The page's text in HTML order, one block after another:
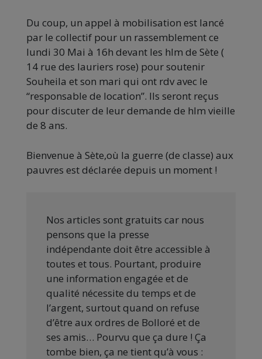
Du coup, un appel à mobilisation est lancé
par le collectif pour un rassemblement ce
lundi 30 Mai à 16h devant les hlm de Sète (
14 rue des lauriers rose) pour soutenir
Souheila et son mari qui ont rdv avec le
“responsable de location”. Ils seront reçus
pour discuter de leur demande de hlm vieille
de 8 ans.
Bienvenue à Sète,où la guerre (de classe) aux
pauvres est déclarée depuis un moment !
Nos articles sont gratuits car nous
pensons que la presse
indépendante doit être accessible à
toutes et tous. Pourtant, produire
une information engagée et de
qualité nécessite du temps et de
l’argent, surtout quand on refuse
d’être aux ordres de Bolloré et de
ses amis… Pourvu que ça dure ! Ça
tombe bien, ça ne tient qu’à vous :